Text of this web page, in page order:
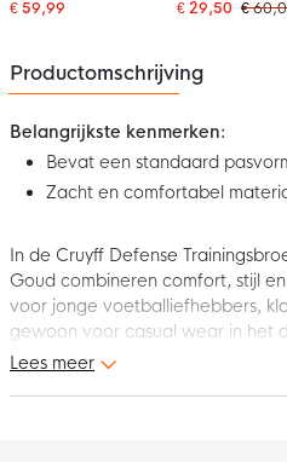
2027 Kids Zwart
€ 59,99
Trainingsbroek
€ 29,50 €
Productomschrijving
Belangrijkste kenmerken:
Bevat een standaard
Zacht en comfortabel
In de Cruyff Defense
Goud combineren comfort, stijl
voor jonge voetballiefhebbers,
gewoon voor casual wear in het
niet en bestel nu voor jouw kleine
Lees meer